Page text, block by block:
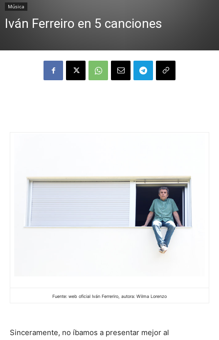
Música
Iván Ferreiro en 5 canciones
Fuente: web oficial Iván Ferreriro, autora: Wilma Lorenzo
Sinceramente, no íbamos a presentar mejor al